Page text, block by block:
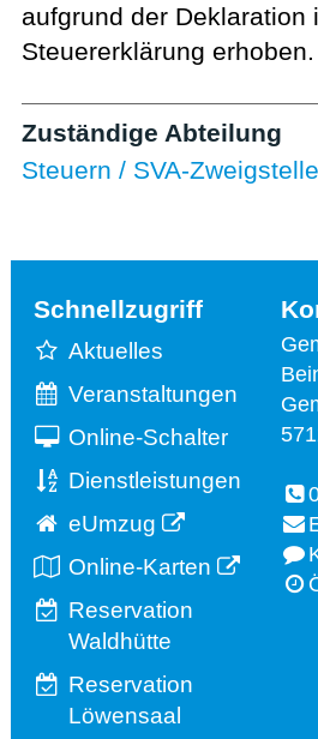
aufgrund der Deklaration
Steuererklärung erhoben.
Zuständige Abteilung
Steuern / SVA-Zweigstelle
Schnellzugriff
Aktuelles
Veranstaltungen
Online-Schalter
Dienstleistungen
eUmzug
Online-Karten
Reservation
Waldhütte
Reservation
Löwensaal